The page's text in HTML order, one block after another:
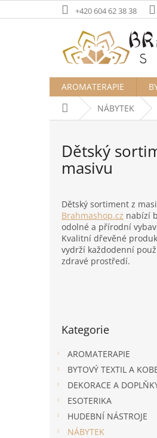
na
+420 604 62 38 38
AROMATERAPIE
Domů NÁBYTEK
Dětský
masivu
Dětský sortiment z
Brahmashop.cz nabízí
odolné a přírodní
Kvalitní dřevěné
vydrží každodenní
zdravé prostředí.
kategorie
Kategorie
AROMATERAPIE
BYTOVÝ TEXTIL A
DEKORACE A
ESOTERIKA
HUDEBNÍ NÁSTROJE
NÁBYTEK